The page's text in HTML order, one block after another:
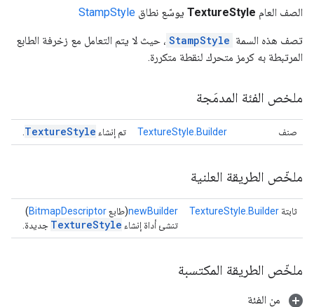
الصف العام TextureStyle يوسّع نطاق StampStyle
تصف هذه السمة StampStyle ، حيث لا يتم التعامل مع زخرفة الطابع
المرتبطة به كرمز متحرك لنقطة متكررة.
ملخص الفئة المدمَجة
صنف TextureStyle.Builder تم إنشاء TextureStyle
ملخّص الطريقة العلنية
ثابتة TextureStyle.Builder
newBuilder(طابعBitmapDescriptor
)
تنشئ أداة إنشاء TextureStyle جديدة.
ملخّص الطريقة المكتسبة
من الفئة